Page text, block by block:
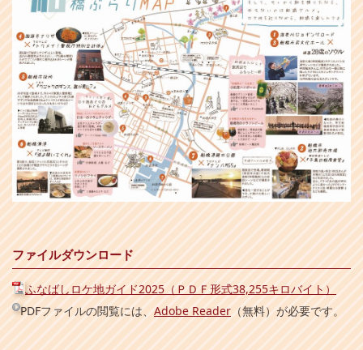
ファイルダウンロード
ふなばしロケ地ガイド2025（ＰＤＦ形式38,255キロバイト）
PDFファイルの閲覧には、 Adobe Reader （無料）が必要です。